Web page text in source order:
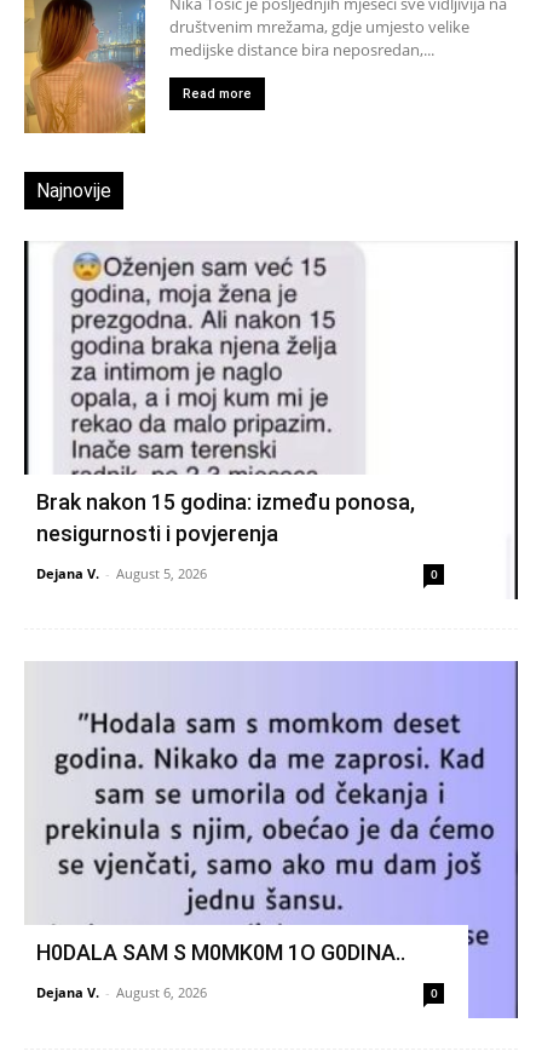
društvenim mrežama, gdje umjesto velike
medijske distance bira neposredan,...
Read more
Najnovije
Brak nakon 15 godina: između ponosa,
nesigurnosti i povjerenja
Dejana V. - August 5, 2026 0
H0DALA SAM S M0MK0M 1O G0DINA..
Dejana V. - August 6, 2026 0